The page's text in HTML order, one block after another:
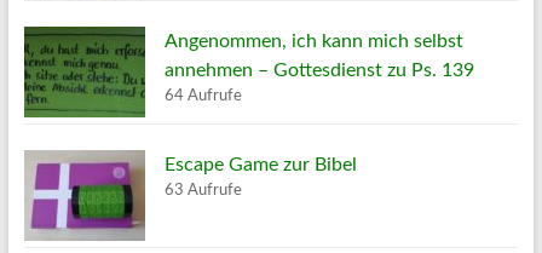
Angenommen, ich kann mich selbst
annehmen – Gottesdienst zu Ps. 139
64 Aufrufe
Escape Game zur Bibel
63 Aufrufe